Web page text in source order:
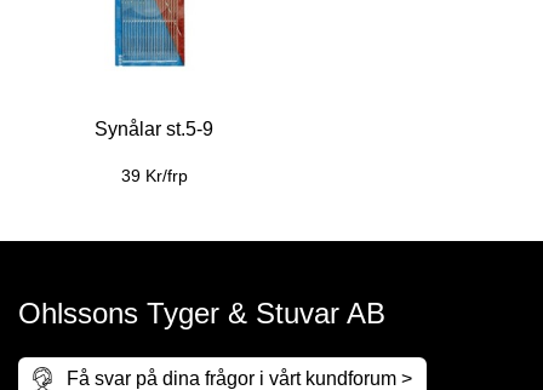
Synålar st.5-9
39 Kr/frp
Ohlssons Tyger & Stuvar AB
Få svar på dina frågor i vårt kundforum >